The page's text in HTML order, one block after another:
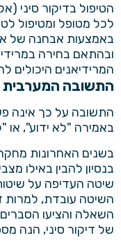
הטיפול בדיקור סיני
לכל מטופל ומטיפול
באמצעות אבחנה של
ובהתאם בחירה
המרידיאנים היכולים
התשובה המערבית
התשובה על כך אינה
באמירה "לא ידוע", או
בשנים האחרונות
בנסיון להבין באילו
שיטה העדיפה על
השיטה עובדת, למרות
השאלה והציעו
של דיקור סיני, הנה